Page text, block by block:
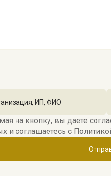
на кнопку, вы даете
и соглашаетесь c